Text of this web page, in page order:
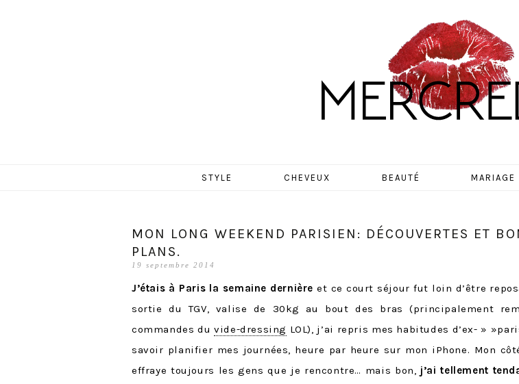
MERCREDIE
STYLE CHEVEUX BEAUTÉ MARIAGE
MON LONG WEEKEND PARISIEN: DÉCOUVERTES ET
PLANS.
19 septembre 2014
J’étais à Paris la semaine dernière et ce court séjour fut loin d’être
sortie du TGV, valise de 30kg au bout des bras (principalement
commandes duvide-dressing LOL), j’ai repris mes habitudes d’ex- »
savoir planifier mes journées, heure par heure sur mon iPhone. Mon
effraye toujours les gens que je rencontre… mais bon, j’ai tellement